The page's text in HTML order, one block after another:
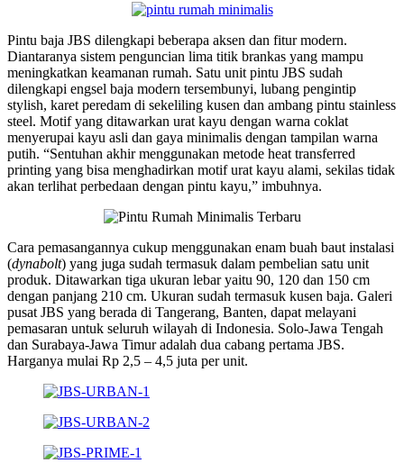
Pintu baja JBS dilengkapi beberapa aksen dan fitur modern.
Diantaranya sistem penguncian lima titik brankas yang mampu
meningkatkan keamanan rumah. Satu unit pintu JBS sudah
dilengkapi engsel baja modern tersembunyi, lubang pengintip
stylish, karet peredam di sekeliling kusen dan ambang pintu stainless
steel. Motif yang ditawarkan urat kayu dengan warna coklat
menyerupai kayu asli dan gaya minimalis dengan tampilan warna
putih. “Sentuhan akhir menggunakan metode heat transferred
printing yang bisa menghadirkan motif urat kayu alami, sekilas tidak
akan terlihat perbedaan dengan pintu kayu,” imbuhnya.
Cara pemasangannya cukup menggunakan enam buah baut instalasi
(dynabolt) yang juga sudah termasuk dalam pembelian satu unit
produk. Ditawarkan tiga ukuran lebar yaitu 90, 120 dan 150 cm
dengan panjang 210 cm. Ukuran sudah termasuk kusen baja. Galeri
pusat JBS yang berada di Tangerang, Banten, dapat melayani
pemasaran untuk seluruh wilayah di Indonesia. Solo-Jawa Tengah
dan Surabaya-Jawa Timur adalah dua cabang pertama JBS.
Harganya mulai Rp 2,5 – 4,5 juta per unit.